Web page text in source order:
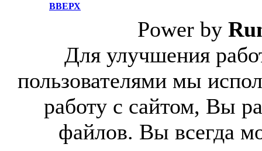
ВВЕРХ
Power by
Для улучшения
пользователями мы
работу с сайтом, Вы
файлов. Вы всегда